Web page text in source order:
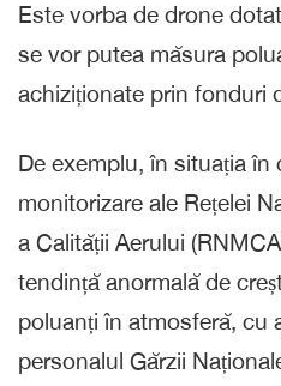
Este vorba de drone
se vor putea măsura
achiziționate prin fonduri
De exemplu, în situația în
monitorizare ale Rețelei
a Calității Aerului
tendință anormală de
poluanți în atmosferă, cu
personalul Gărzii